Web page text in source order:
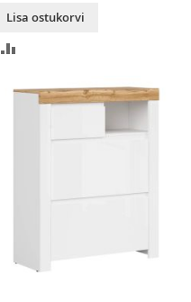
Lisa ostukorvi